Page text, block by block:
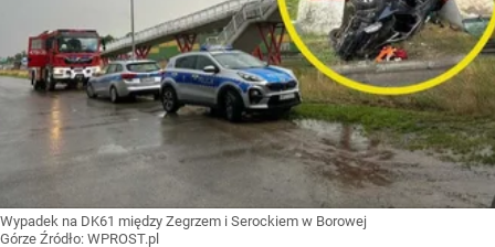
Wypadek na DK61 między Zegrzem i Serockiem w Borowej
Górze Źródło: WPROST.pl